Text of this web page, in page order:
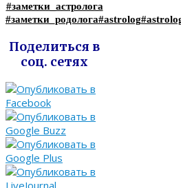
#заметки_астролога
#заметки_родолога#astrolog
Поделиться в
соц. сетях